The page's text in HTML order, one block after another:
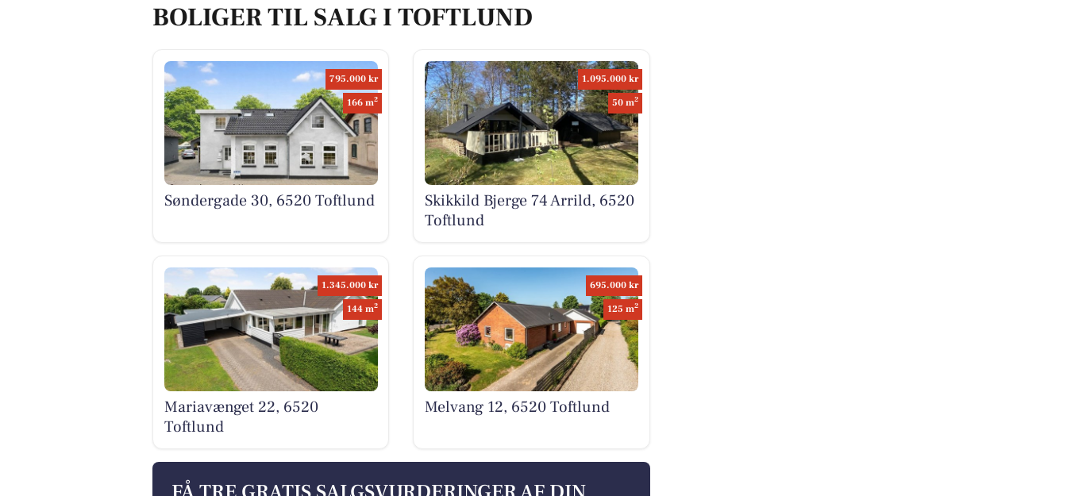
BOLIGER TIL SALG I TOFTLUND
795.000 kr
166 m2
Søndergade 30, 6520 Toftlund
1.095.000 kr
50 m2
Skikkild Bjerge 74 Arrild, 6520
Toftlund
1.345.000 kr
144 m2
Mariavænget 22, 6520
Toftlund
695.000 kr
125 m2
Melvang 12, 6520 Toftlund